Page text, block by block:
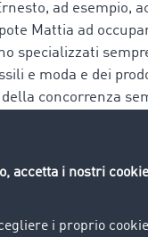
ad esempio,
Mattia ad
specializzati
e moda e dei
concorrenza
l’arrivo del
Affinché la
soluzione in tempi